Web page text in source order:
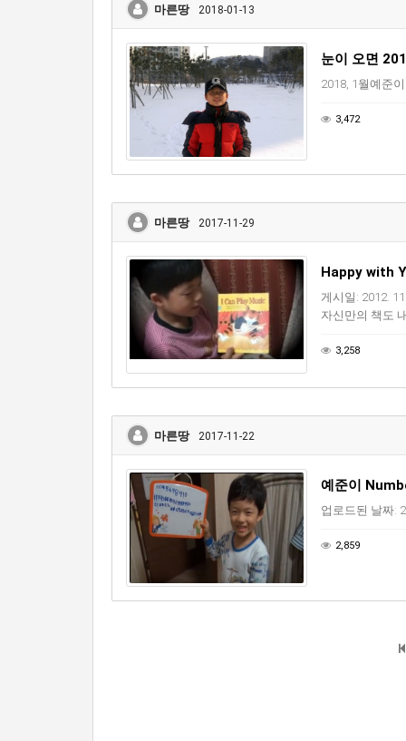
마른땅 2018-01-13
눈이 오면
2018, 1월예준
3,472
마른땅 2017-11-29
Happy with
게시일: 2012.
자신만의 책도
3,258
마른땅 2017-11-22
예준이
업로드된 날짜:
2,859